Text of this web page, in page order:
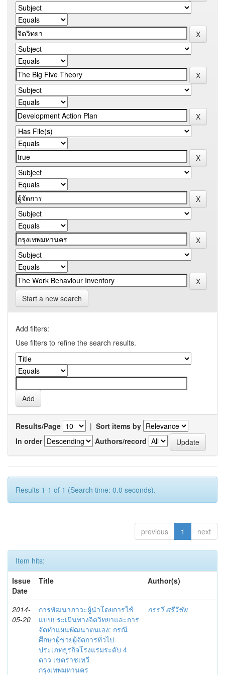
Start a new search
Add filters:
Use filters to refine the search results.
Results/Page | Sort items by
In order
Authors/record
Results 1-1 of 1 (Search time: 0.0 seconds).
previous 1 next
Item hits:
Issue
Date
Title Author(s)
2014-
05-20
การพัฒนาภาวะผู้นำโดยการใช้
แบบประเมินทางจิตวิทยาและการ
จัดทำแผนพัฒนาตนเอง: กรณี
ศึกษาผู้ช่วยผู้จัดการทั่วไป
ประเภทธุรกิจโรงแรมระดับ 4
ดาว เขตราชเทวี
กรุงเทพมหานคร
กรรวี ศรีวิชัย